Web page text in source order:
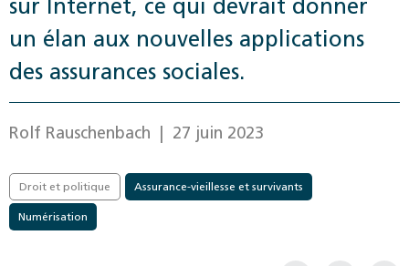
sur Internet, ce qui devrait donner
un élan aux nouvelles applications
des assurances sociales.
Rolf Rauschenbach | 27 juin 2023
Droit et politique Assurance-vieillesse et survivants
Numérisation